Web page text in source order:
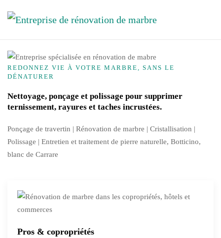
Accéder au contenu principal
REDONNEZ VIE À VOTRE MARBRE, SANS LE
DÉNATURER
Nettoyage, ponçage et polissage pour supprimer
ternissement, rayures et taches incrustées.
Ponçage de travertin | Rénovation de marbre | Cristallisation |
Polissage | Entretien et traitement de pierre naturelle, Botticino,
blanc de Carrare
Pros & copropriétés